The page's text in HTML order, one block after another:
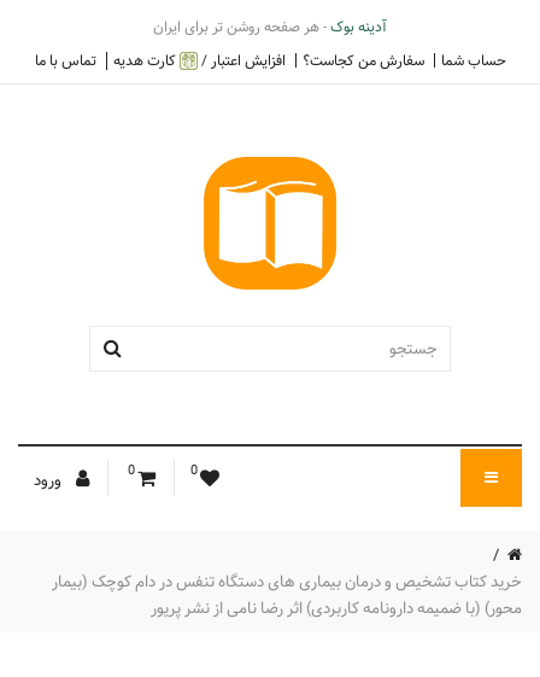
آدینه بوک- هر صفحه روشن تر برای ایران
حساب شما
سفارش من کجاست؟ افزایش اعتبار / کارت هدیه تماس با ما
0
0 ورود
خرید کتاب تشخیص و درمان بیماری های دستگاه تنفس در دام کوچک (بیمار
محور) (با ضمیمه دارونامه کاربردی) اثر رضا نامی از نشر پریور